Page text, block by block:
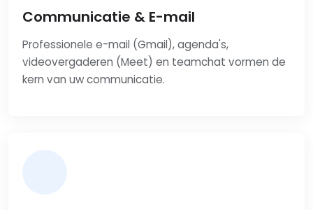
Communicatie & E-mail
Professionele e-mail (Gmail), agenda's,
videovergaderen (Meet) en teamchat vormen de
kern van uw communicatie.